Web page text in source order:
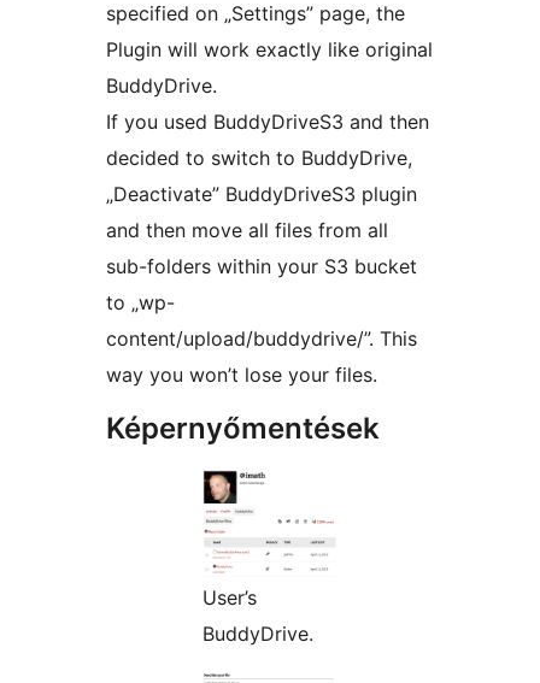
specified on „Settings” page, the
Plugin will work exactly like original
BuddyDrive.
If you used BuddyDriveS3 and then
decided to switch to BuddyDrive,
„Deactivate” BuddyDriveS3 plugin
and then move all files from all
sub-folders within your S3 bucket
to „wp-
content/upload/buddydrive/”. This
way you won’t lose your files.
Képernyőmentések
User’s
BuddyDrive.